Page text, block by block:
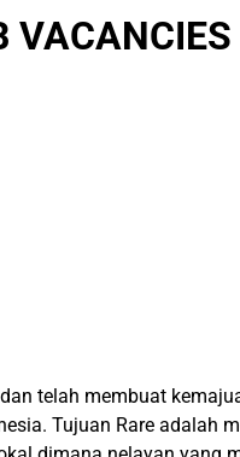
telah membuat
Tujuan Rare adalah